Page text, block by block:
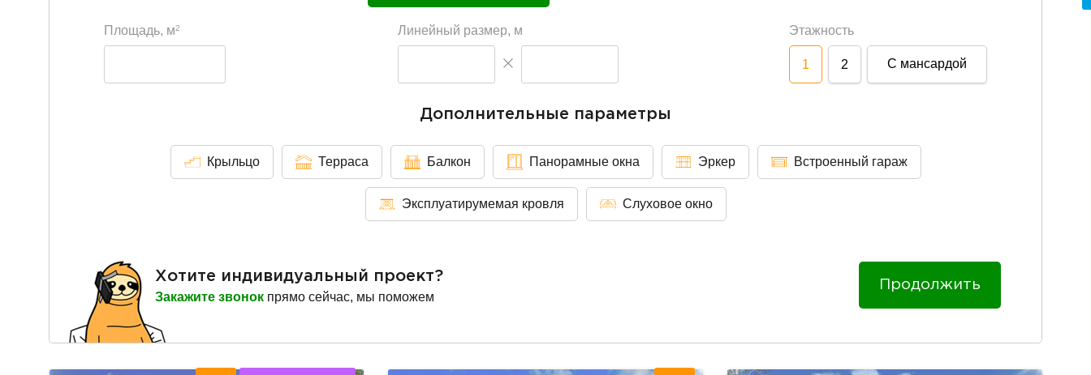
Площадь, м2 Линейный размер, м Этажность
1 2 С мансардой
Дополнительные параметры
Крыльцо Терраса Балкон Панорамные окна Эркер Встроенный гараж
Эксплуатирумемая кровля Слуховое окно
Хотите индивидуальный проект?
Закажите звонок прямо сейчас, мы поможем
Продолжить